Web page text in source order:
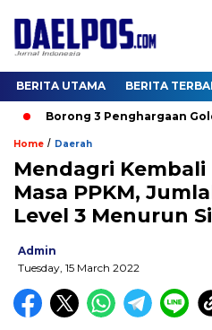
BERITA UTAMA BERITA
Borong 3 Penghargaan Gold
Home / Daerah
Mendagri
Masa PPKM,
Level 3 Menurun
Admin
Tuesday, 15 March 2022